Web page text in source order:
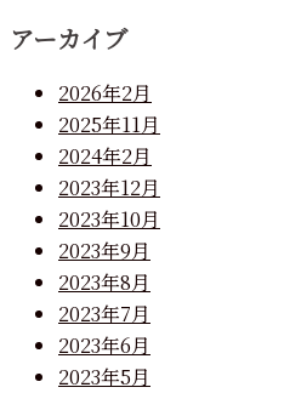
アーカイブ
2026年2月
2025年11月
2024年2月
2023年12月
2023年10月
2023年9月
2023年8月
2023年7月
2023年6月
2023年5月